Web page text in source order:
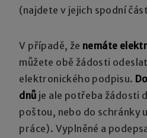
(najdete v jejich spodní
V případě, že nemáte
můžete obě žádosti
elektronického podpisu.
dnů je ale potřeba žádosti
poštou, nebo do schránky
práce). Vyplněné a